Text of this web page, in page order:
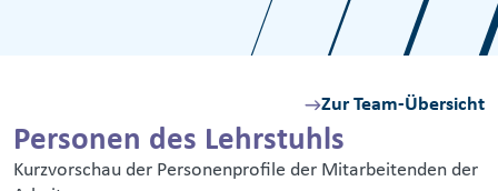
Personen des Lehrstuhls
Kurzvorschau der Personenprofile der Mitarbeitenden der
Zur Team-Übersicht